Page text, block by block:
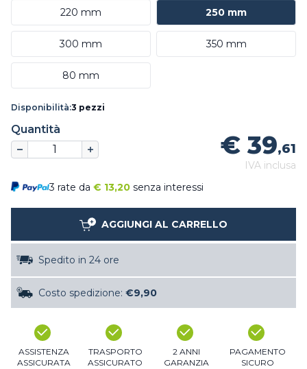
220 mm 250 mm
300 mm 350 mm
80 mm
Disponibilità:3 pezzi
Quantità
€ 39,61
IVA inclusa
3 rate da € 13,20 senza interessi
AGGIUNGI AL CARRELLO
Spedito in 24 ore
Costo spedizione: €9,90
ASSISTENZA
ASSICURATA
TRASPORTO
ASSICURATO
2 ANNI
GARANZIA
PAGAMENTO
SICURO